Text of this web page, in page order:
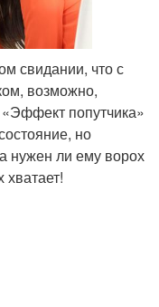
свидании, что с
возможно,
попутчика»
но
нужен ли ему ворох